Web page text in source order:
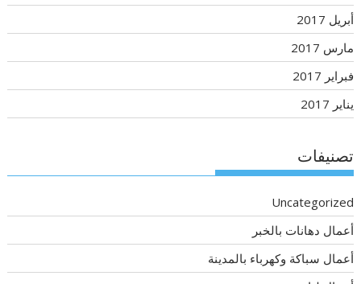
أبريل 2017
مارس 2017
فبراير 2017
يناير 2017
تصنيفات
Uncategorized
أعمال دهانات بالخبر
أعمال سباكة وكهرباء بالمدينة